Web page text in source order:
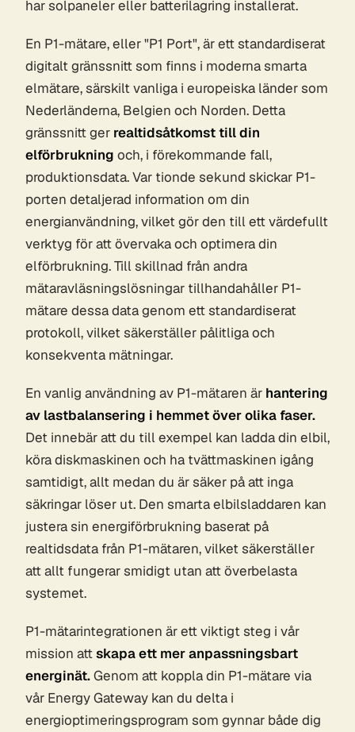
har solpaneler eller batterilagring installerat.
En P1-mätare, eller "P1 Port", är ett standardiserat
digitalt gränssnitt som finns i moderna smarta
elmätare, särskilt vanliga i europeiska länder som
Nederländerna, Belgien och Norden. Detta
gränssnitt ger realtidsåtkomst till din
elförbrukning och, i förekommande fall,
produktionsdata. Var tionde sekund skickar P1-
porten detaljerad information om din
energianvändning, vilket gör den till ett värdefullt
verktyg för att övervaka och optimera din
elförbrukning. Till skillnad från andra
mätaravläsningslösningar tillhandahåller P1-
mätare dessa data genom ett standardiserat
protokoll, vilket säkerställer pålitliga och
konsekventa mätningar.
En vanlig användning av P1-mätaren är hantering
av lastbalansering i hemmet över olika faser.
Det innebär att du till exempel kan ladda din elbil,
köra diskmaskinen och ha tvättmaskinen igång
samtidigt, allt medan du är säker på att inga
säkringar löser ut. Den smarta elbilsladdaren kan
justera sin energiförbrukning baserat på
realtidsdata från P1-mätaren, vilket säkerställer
att allt fungerar smidigt utan att överbelasta
systemet.
P1-mätarintegrationen är ett viktigt steg i vår
mission attskapa ett mer anpassningsbart
energinät.Genom att koppla din P1-mätare via
vår Energy Gateway kan du delta i
energioptimeringsprogram som gynnar både dig